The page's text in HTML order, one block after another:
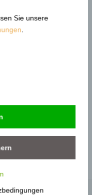
Resilienz und
&
Sie unsere
.